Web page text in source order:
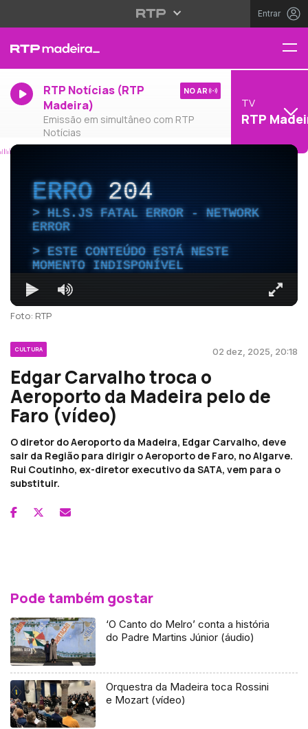
Entrar
RTP Notícias (RTP
Madeira)
Emissão em simultâneo com RTP
Notícias
NO AR
TV
RTP
ERRO204
HLS.JS FATAL ERROR - NETWORK
ERROR
ESTE CONTEÚDO ESTÁ NESTE
MOMENTO INDISPONÍVEL
Foto: RTP
CULTURA 02 dez, 2025, 20:18
Edgar Carvalho troca o
Aeroporto da Madeira pelo de
Faro (vídeo)
O diretor do Aeroporto da Madeira, Edgar Carvalho, deve
sair da Região para dirigir o Aeroporto de Faro, no Algarve.
Rui Coutinho, ex-diretor executivo da SATA, vem para o
substituir.
Pode também gostar
‘O Canto do Melro’ conta a história
do Padre Martins Júnior (áudio)
Orquestra da Madeira toca Rossini
e Mozart (vídeo)